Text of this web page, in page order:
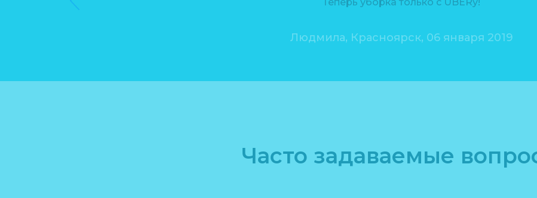
Людмила, Красноярск, 06 января 2019
Часто задаваемые